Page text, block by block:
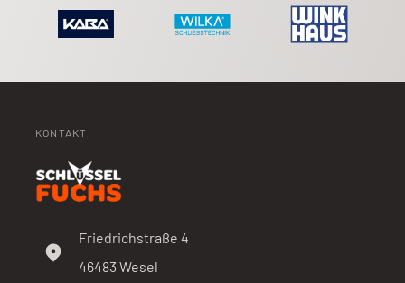
KONTAKT
Friedrichstraße 4
46483Wesel